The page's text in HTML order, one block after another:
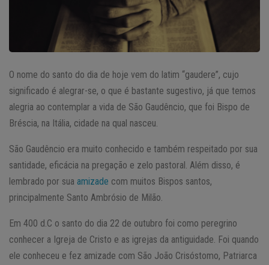
O nome do santo do dia de hoje vem do latim “gaudere”, cujo
significado é alegrar-se, o que é bastante sugestivo, já que temos
alegria ao contemplar a vida de São Gaudêncio, que foi Bispo de
Bréscia, na Itália, cidade na qual nasceu.
São Gaudêncio era muito conhecido e também respeitado por sua
santidade, eficácia na pregação e zelo pastoral. Além disso, é
lembrado por sua amizade com muitos Bispos santos,
principalmente Santo Ambrósio de Milão.
Em 400 d.C o santo do dia 22 de outubro foi como peregrino
conhecer a Igreja de Cristo e as igrejas da antiguidade. Foi quando
ele conheceu e fez amizade com São João Crisóstomo, Patriarca